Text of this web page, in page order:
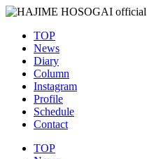
TOP
News
Diary
Column
Instagram
Profile
Schedule
Contact
TOP